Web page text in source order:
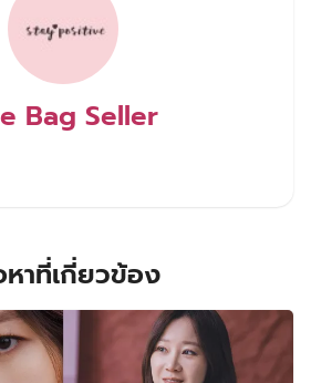
Bag Seller
หาที่เกี่ยวข้อง